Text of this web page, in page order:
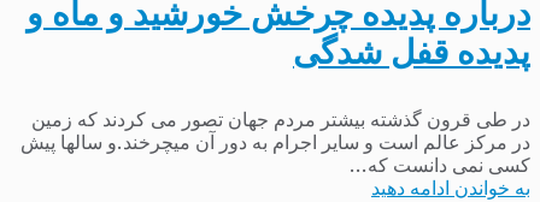
درباره پدیده چرخش خورشید و ماه و
پدیده قفل شدگی
در طی قرون گذشته بیشتر مردم جهان تصور می کردند که زمین
در مرکز عالم است و سایر اجرام به دور آن میچرخند.و سالها پیش
کسی نمی دانست که...
به خواندن ادامه دهید